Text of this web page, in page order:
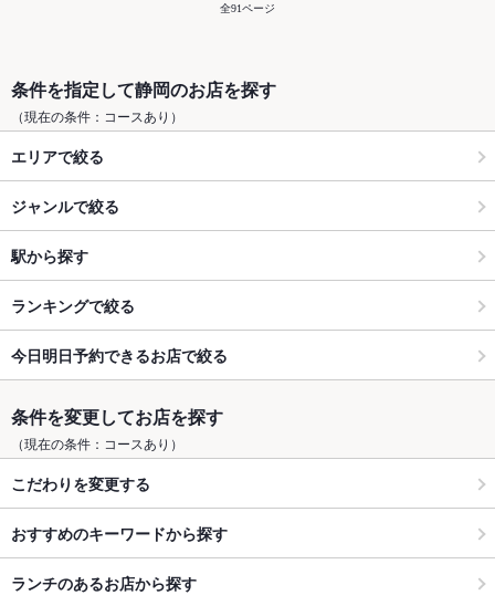
全91ページ
条件を指定して静岡のお店を探す
（現在の条件：コースあり）
エリアで絞る
ジャンルで絞る
駅から探す
ランキングで絞る
今日明日予約できるお店で絞る
条件を変更してお店を探す
（現在の条件：コースあり）
こだわりを変更する
おすすめのキーワードから探す
ランチのあるお店から探す